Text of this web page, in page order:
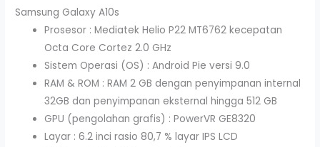
Samsung Galaxy A10s
Prosesor : Mediatek Helio P22 MT6762 kecepatan
Octa Core Cortez 2.0 GHz
Sistem Operasi (OS) : Android Pie versi 9.0
RAM & ROM : RAM 2 GB dengan penyimpanan internal
32GB dan penyimpanan eksternal hingga 512 GB
GPU (pengolahan grafis) : PowerVR GE8320
Layar : 6.2 inci rasio 80,7 % layar IPS LCD